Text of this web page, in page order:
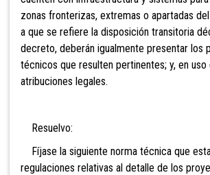
zonas fronterizas, extremas o apartadas
a que se refiere la disposición transitoria
decreto, deberán igualmente presentar los
técnicos que resulten pertinentes; y, en uso
atribuciones legales.
Resuelvo:
Fíjase la siguiente norma técnica que
regulaciones relativas al detalle de los